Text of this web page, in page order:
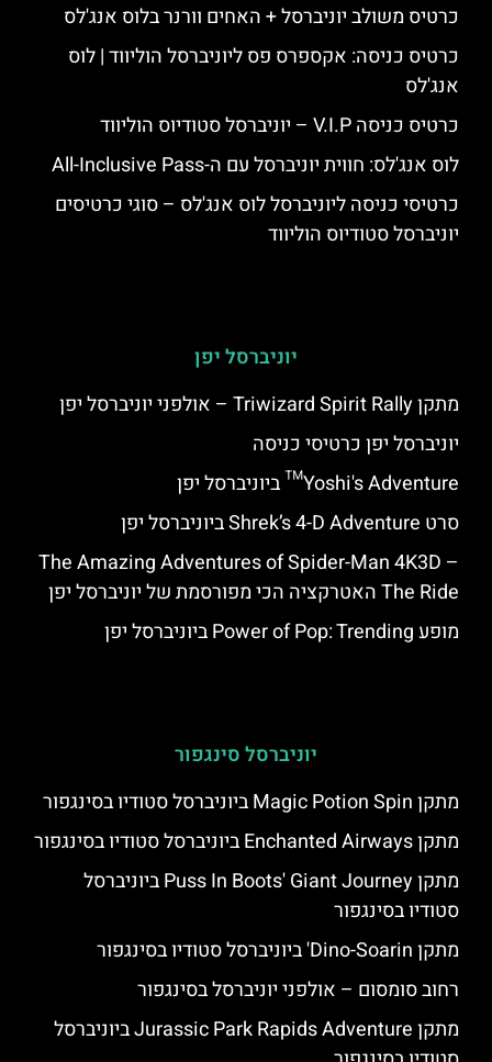
כרטיס משולב יוניברסל + האחים וורנר בלוס אנג'לס
כרטיס כניסה: אקספרס פס ליוניברסל הוליווד | לוס
אנג'לס
כרטיס כניסה V.I.P – יוניברסל סטודיוס הוליווד
לוס אנג'לס: חווית יוניברסל עם ה-All-Inclusive Pass
כרטיסי כניסה ליוניברסל לוס אנג'לס – סוגי כרטיסים
יוניברסל סטודיוס הוליווד
יוניברסל יפן
מתקן Triwizard Spirit Rally – אולפני יוניברסל יפן
יוניברסל יפן כרטיסי כניסה
Yoshi's Adventure™ ביוניברסל יפן
סרט Shrek’s 4-D Adventure ביוניברסל יפן
The Amazing Adventures of Spider-Man 4K3D –
The Ride האטרקציה הכי מפורסמת של יוניברסל יפן
מופע Power of Pop: Trending ביוניברסל יפן
יוניברסל סינגפור
מתקן Magic Potion Spin ביוניברסל סטודיו בסינגפור
מתקן Enchanted Airways ביוניברסל סטודיו בסינגפור
מתקן Puss In Boots' Giant Journey ביוניברסל
סטודיו בסינגפור
מתקן Dino-Soarin' ביוניברסל סטודיו בסינגפור
רחוב סומסום – אולפני יוניברסל בסינגפור
מתקן Jurassic Park Rapids Adventure ביוניברסל